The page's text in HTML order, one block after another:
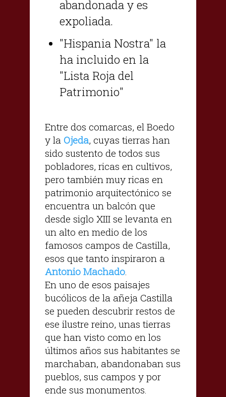
abandonada y es
expoliada.
"Hispania Nostra" la
ha incluido en la
"Lista Roja del
Patrimonio"
Entre dos comarcas, el Boedo
y la Ojeda, cuyas tierras han
sido sustento de todos sus
pobladores, ricas en cultivos,
pero también muy ricas en
patrimonio arquitectónico se
encuentra un balcón que
desde siglo XIII se levanta en
un alto en medio de los
famosos campos de Castilla,
esos que tanto inspiraron a
Antonio Machado.
En uno de esos paisajes
bucólicos de la añeja Castilla
se pueden descubrir restos de
ese ilustre reino, unas tierras
que han visto como en los
últimos años sus habitantes se
marchaban, abandonaban sus
pueblos, sus campos y por
ende sus monumentos.